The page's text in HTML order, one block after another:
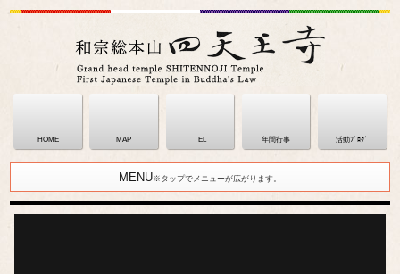
HOME MAP TEL 年間行事 活動ﾌﾞﾛｸﾞ
MENU※タップでメニューが広がります。